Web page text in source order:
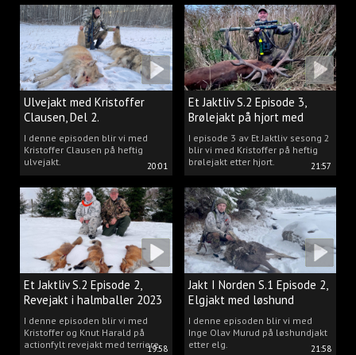
20:01
Ulvejakt med Kristoffer
Clausen, Del 2.
I denne episoden blir vi med
Kristoffer Clausen på heftig
ulvejakt.
21:57
Et Jaktliv S.2 Episode 3,
Brølejakt på hjort med
Kristoffer Clausen
I episode 3 av Et Jaktliv sesong 2
blir vi med Kristoffer på heftig
brølejakt etter hjort.
19:58
Et Jaktliv S.2 Episode 2,
Revejakt i halmballer 2023
I denne episoden blir vi med
Kristoffer og Knut Harald på
actionfylt revejakt med terriere.
21:58
Jakt I Norden S.1 Episode 2,
Elgjakt med løshund
I denne episoden blir vi med
Inge Olav Murud på løshundjakt
etter elg.